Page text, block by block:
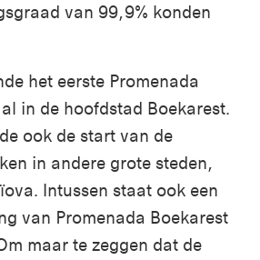
van 99,9% konden
het eerste Promenada
in de hoofdstad Boekarest.
ook de start van de
in andere grote steden,
Intussen staat ook een
van Promenada Boekarest
maar te zeggen dat de